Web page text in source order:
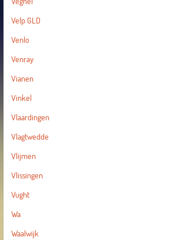
Velp GLD
Venlo
Venray
Vianen
Vinkel
Vlaardingen
Vlagtwedde
Vlijmen
Vlissingen
Vught
Wa
Waalwijk